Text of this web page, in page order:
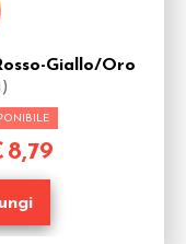
Giallo/Oro
8,79